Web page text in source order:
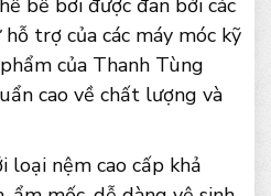
trợ của các máy móc kỹ
của Thanh Tùng
cao về chất lượng và
loại nệm cao cấp khả